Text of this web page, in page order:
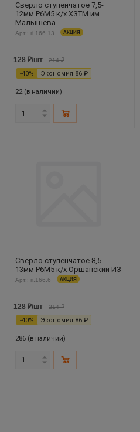
Сверло ступенчатое 7,5-
12мм Р6М5 к/х ХЗТМ им.
Малышева
Арт.: ri.166.13 АКЦИЯ
128 ₽/шт 214₽
-40% Экономия 86 ₽
22 (в наличии)
Сверло ступенчатое 8,5-
13мм Р6М5 к/х Оршанский ИЗ
Арт.: ri.166.6 АКЦИЯ
128 ₽/шт 214₽
-40% Экономия 86 ₽
286 (в наличии)